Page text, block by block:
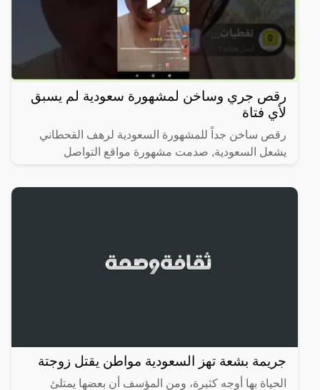
رقص جري وساخن لمشهورة سعودية لم يسبق
لأي فتاة
رقص ساخن جداً للمشهورة السعودية لرهف القحطاني
يشعل السعودية, صدمت مشهورة مواقع التواصل
رقصها والميكاج الذي
جريمة بشعة تهز السعودية مواطن يقتل زوجتة
الحياة بها أوجه كثيرة، ومن المؤسف أن بعضها يمتلئ